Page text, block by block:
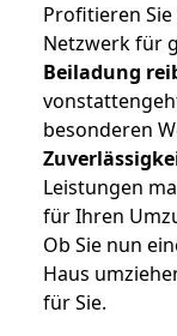
Profitieren
Netzwerk für
Beiladung
besonderen
Leistungen
für Ihren
Ob Sie nun
Haus
für Sie.